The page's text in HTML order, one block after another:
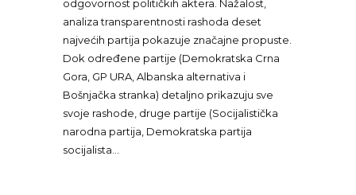
odgovornost političkih aktera. Nažalost,
analiza transparentnosti rashoda deset
najvećih partija pokazuje značajne propuste.
Dok određene partije (Demokratska Crna
Gora, GP URA, Albanska alternativa i
Bošnjačka stranka) detaljno prikazuju sve
svoje rashode, druge partije (Socijalistička
narodna partija, Demokratska partija
socijalista…